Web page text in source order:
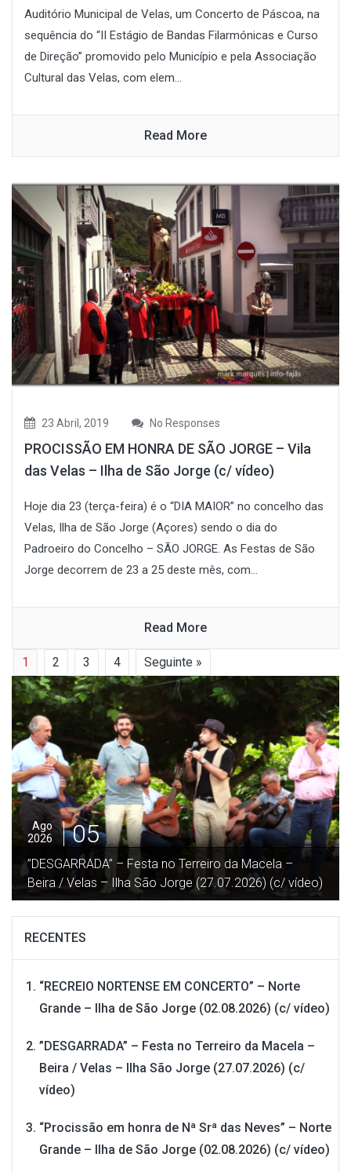
Auditório Municipal de Velas, um Concerto de Páscoa, na
sequência do “II Estágio de Bandas Filarmónicas e Curso
de Direção” promovido pelo Município e pela Associação
Cultural das Velas, com elem...
Read More
23 Abril, 2019 No Responses
PROCISSÃO EM HONRA DE SÃO JORGE – Vila
das Velas – Ilha de São Jorge (c/ vídeo)
Hoje dia 23 (terça-feira) é o “DIA MAIOR” no concelho das
Velas, Ilha de São Jorge (Açores) sendo o dia do
Padroeiro do Concelho – SÃO JORGE. As Festas de São
Jorge decorrem de 23 a 25 deste mês, com...
Read More
1 2 3 4 Seguinte »
Ago
2026
04
“Procissão em honra de Nª Srª das Neves” – Norte
Grande – Ilha de São Jorge (02.08.2026) (c/ vídeo)
RECENTES
“RECREIO NORTENSE EM CONCERTO” – Norte
Grande – Ilha de São Jorge (02.08.2026) (c/ vídeo)
”DESGARRADA” – Festa no Terreiro da Macela –
Beira / Velas – Ilha São Jorge (27.07.2026) (c/
vídeo)
“Procissão em honra de Nª Srª das Neves” – Norte
Grande – Ilha de São Jorge (02.08.2026) (c/ vídeo)